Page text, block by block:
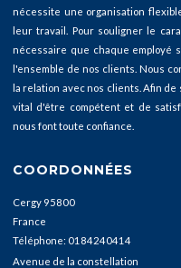
nécessite une organisation
leur travail. Pour souligner le
nécessaire que chaque employé
l'ensemble de nos clients. Nous
la relation avec nos clients. Afin
vital d'être compétent et de
nous font toute confiance.
COORDONNÉES
Cergy 95800
France
Téléphone: 0184240414
Avenue de la constellation